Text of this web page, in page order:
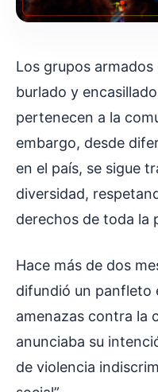
Los grupos
burlado y
pertenecen a la
embargo, desde
en el país, se sigue
diversidad,
derechos de toda la
Hace más de dos
difundió un panfleto
amenazas contra la
anunciaba su
de violencia